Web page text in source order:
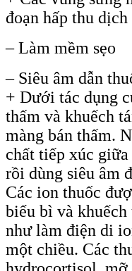
đoạn hấp thu
– Làm mềm sẹo
– Siêu âm dẫn
+ Dưới tác dụng
thấm và khuếch
màng bán thấm.
chất tiếp xúc giữa
rồi dùng siêu âm
Các ion thuốc
biểu bì và khuếch
như làm điện di
một chiều. Các